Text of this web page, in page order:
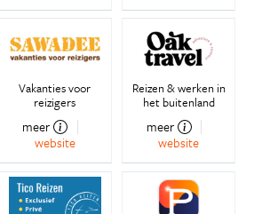
Vakanties voor
reizigers
meer
website
Reizen & werken in
het buitenland
meer
website